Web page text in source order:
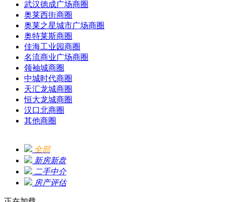
武汉德成广场商圈
奥莱西街商圈
奥莱之星城市广场商圈
奥特莱斯商圈
佳海工业园商圈
名流商业广场商圈
领袖城商圈
中城时代商圈
天汇龙城商圈
恒大龙城商圈
汉口北商圈
其他商圈
全部
新房新盘
二手中介
房产评估